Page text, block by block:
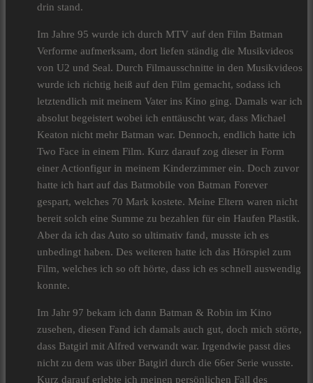
drin stand.
Im Jahre 95 wurde ich durch MTV auf den Film Batman
Verforme aufmerksam, dort liefen ständig die Musikvideos
von U2 und Seal. Durch Filmausschnitte in den Musikvideos
wurde ich richtig heiß auf den Film gemacht, sodass ich
letztendlich mit meinem Vater ins Kino ging. Damals war ich
absolut begeistert wobei ich enttäuscht war, dass Michael
Keaton nicht mehr Batman war. Dennoch, endlich hatte ich
Two Face in einem Film. Kurz darauf zog dieser in Form
einer Actionfigur in meinem Kinderzimmer ein. Doch zuvor
hatte ich hart auf das Batmobile von Batman Forever
gespart, welches 70 Mark kostete. Meine Eltern waren nicht
bereit solch eine Summe zu bezahlen für ein Haufen Plastik.
Aber da ich das Auto so ultimativ fand, musste ich es
unbedingt haben. Des weiteren hatte ich das Hörspiel zum
Film, welches ich so oft hörte, dass ich es schnell auswendig
konnte.
Im Jahr 97 bekam ich dann Batman & Robin im Kino
zusehen, diesen Fand ich damals auch gut, doch mich störte,
dass Batgirl mit Alfred verwandt war. Irgendwie passt dies
nicht zu dem was über Batgirl durch die 66er Serie wusste.
Kurz darauf erlebte ich meinen persönlichen Fall des